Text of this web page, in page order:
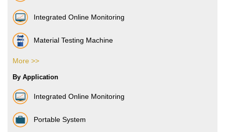
Integrated Online Monitoring
Material Testing Machine
Vibration Sensor
More >>
By Application
Integrated Online Monitoring
Portable System